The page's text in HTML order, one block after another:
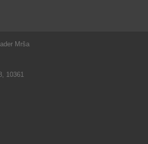
Mrša
10361